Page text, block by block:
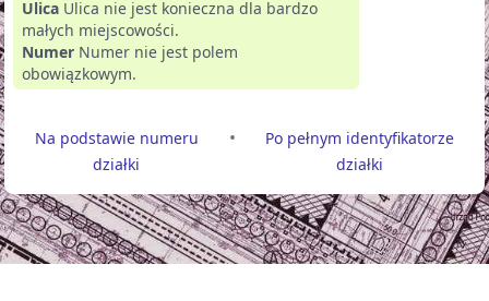
Ulica Ulica nie jest konieczna dla bardzo
małych miejscowości.
Numer Numer nie jest polem
obowiązkowym.
Na podstawie numeru
działki
•
Po pełnym identyfikatorze
działki